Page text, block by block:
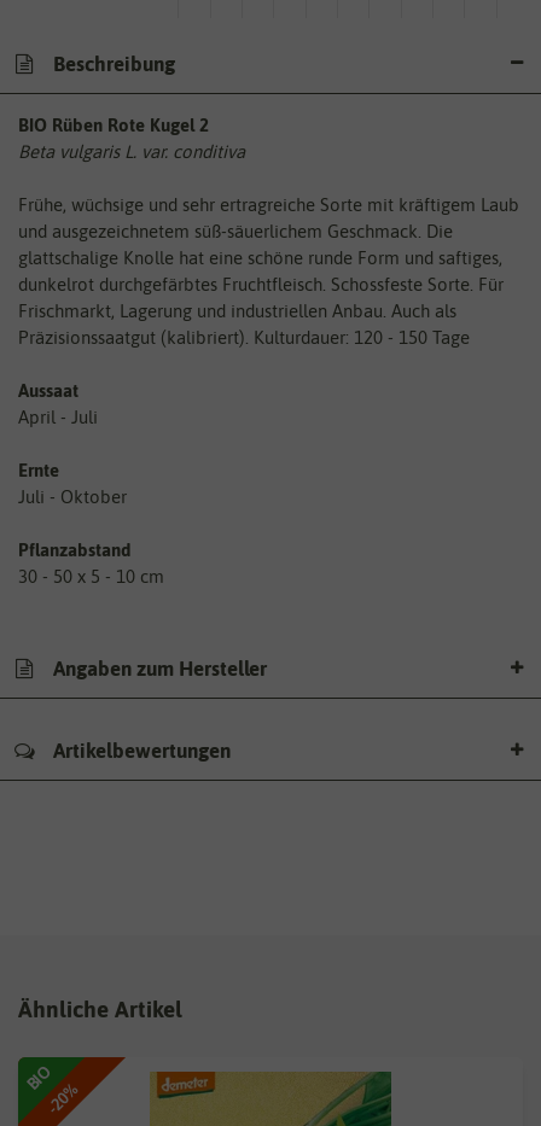
Beschreibung
BIO Rüben Rote Kugel 2
Beta vulgaris L. var. conditiva
Frühe, wüchsige und sehr ertragreiche Sorte mit kräftigem Laub
und ausgezeichnetem süß-säuerlichem Geschmack. Die
glattschalige Knolle hat eine schöne runde Form und saftiges,
dunkelrot durchgefärbtes Fruchtfleisch. Schossfeste Sorte. Für
Frischmarkt, Lagerung und industriellen Anbau. Auch als
Präzisionssaatgut (kalibriert). Kulturdauer: 120 - 150 Tage
Aussaat
April - Juli
Ernte
Juli - Oktober
Pflanzabstand
30 - 50 x 5 - 10 cm
Angaben zum Hersteller
Artikelbewertungen
Ähnliche Artikel
-20%
BIO